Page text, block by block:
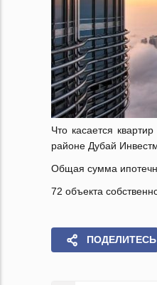
Что касается
районе Дубай
Общая сумма
72 объекта
ПОДЕЛИТЕСЬ